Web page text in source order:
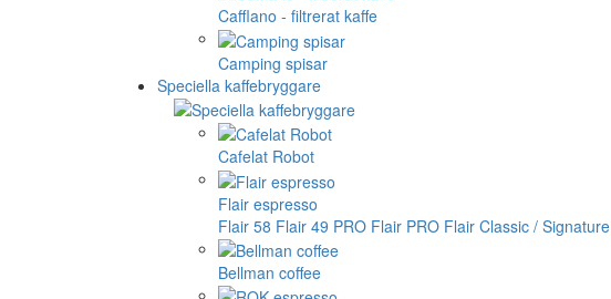
Cafflano - filtrerat kaffe
Camping spisar
Speciella kaffebryggare
Cafelat Robot
Flair espresso
Flair 58 Flair 49 PRO Flair PRO Flair Classic / Signature
Bellman coffee